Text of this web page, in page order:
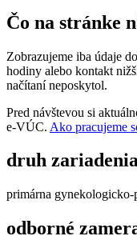
Čo na stránke
Zobrazujeme iba údaje
hodiny alebo kontakt
načítaní neposkytol.
Pred návštevou si
e‑VÚC. Ako pracujeme
druh
primárna gynekologicko-
odborné